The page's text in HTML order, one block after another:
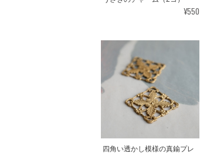
¥550
四角い透かし模様の真鍮プレ